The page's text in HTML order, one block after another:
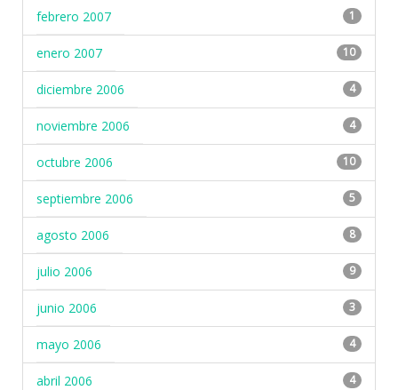
febrero 2007 1
enero 2007 10
diciembre 2006 4
noviembre 2006 4
octubre 2006 10
septiembre 2006 5
agosto 2006 8
julio 2006 9
junio 2006 3
mayo 2006 4
abril 2006 4